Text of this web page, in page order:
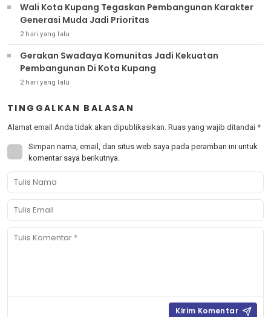
Wali Kota Kupang Tegaskan Pembangunan Karakter
Generasi Muda Jadi Prioritas
2 hari yang lalu
Gerakan Swadaya Komunitas Jadi Kekuatan
Pembangunan Di Kota Kupang
2 hari yang lalu
TINGGALKAN BALASAN
Alamat email Anda tidak akan dipublikasikan. Ruas yang wajib ditandai *
Simpan nama, email, dan situs web saya pada peramban ini untuk
komentar saya berikutnya.